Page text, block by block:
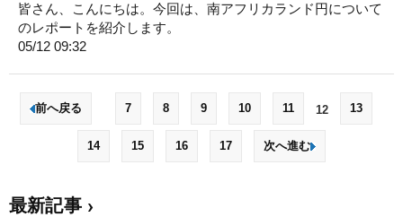
皆さん、こんにちは。今回は、南アフリカランド円について
のレポートを紹介します。
05/12 09:32
前へ戻る 7 8 9 10 11 12 13
14 15 16 17 次へ進む
最新記事